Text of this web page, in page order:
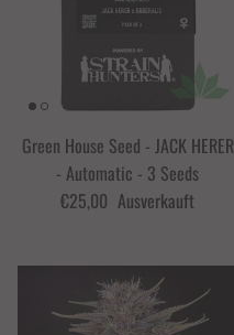
Green House Seed - JACK HERER
- Automatic - 3 Seeds
€25,00 Ausverkauft